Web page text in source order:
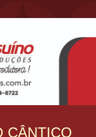
CÂNTICO